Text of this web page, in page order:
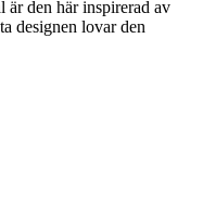
är den här inspirerad av
designen lovar den